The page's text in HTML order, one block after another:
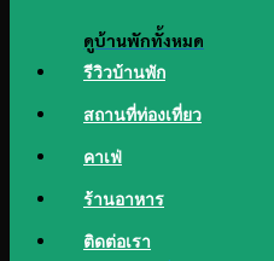
ดูบ้านพักทั้งหมด
รีวิวบ้านพัก
สถานที่ท่องเที่ยว
คาเฟ่
ร้านอาหาร
ติดต่อเรา